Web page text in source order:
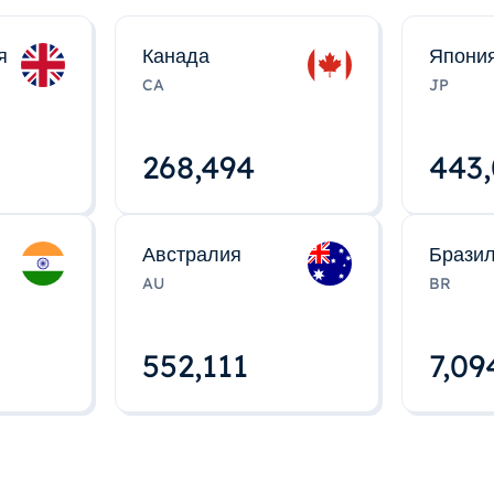
Канада
CA
268,495
JP
Австралия
AU
552,112
BR